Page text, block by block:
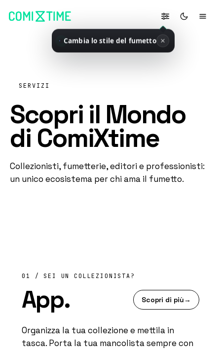
Cambia lo stile del fumetto
SERVIZI
Scopri il Mondo
di ComiXtime
Collezionisti, fumetterie, editori e professionisti:
un unico ecosistema per chi ama il fumetto.
01 / SEI UN COLLEZIONISTA?
App. Scopri di più→
Organizza la tua collezione e mettila in
tasca. Porta la tua mancolista sempre con